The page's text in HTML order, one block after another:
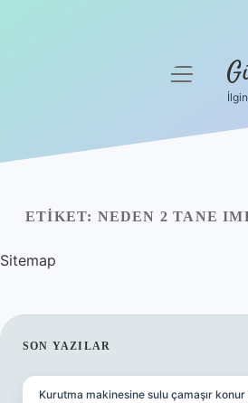
Yasal Uyarı
Hakkımızda
menüyü
ETIKET: NEDEN 2 TANE
Sitemap
SIDEBAR
SON YAZILAR
Kurutma makinesine sulu çamaşır konur